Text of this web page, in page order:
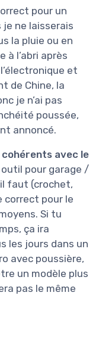
pour un
ne laisserais
la pluie ou en
à l’abri après
et
de Chine, la
je n’ai pas
poussée,
annoncé.
avec le
outil pour garage /
faut (crochet,
correct pour le
Si tu
ça ira
les jours dans un
avec poussière,
un modèle plus
pas le même